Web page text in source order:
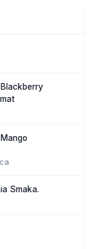
Blackberry
Smaka.